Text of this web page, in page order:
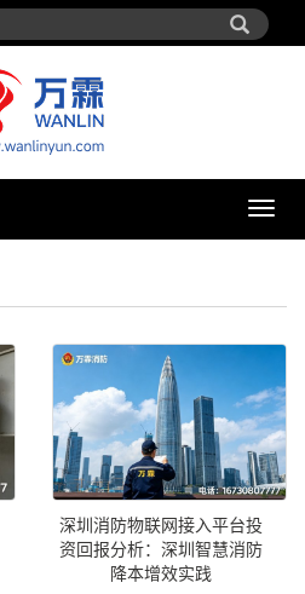
导
深圳消防物联网接入平台投
资回报分析：深圳智慧消防
降本增效实践